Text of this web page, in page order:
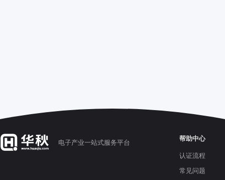
电子产业一站式服务平台
帮助中心
认证流程
常见问题